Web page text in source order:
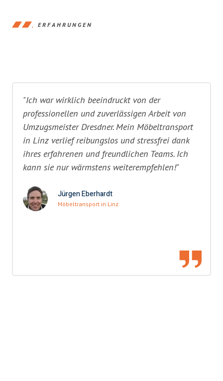
ERFAHRUNGEN
"Ich war wirklich beeindruckt von der
professionellen und zuverlässigen Arbeit von
Umzugsmeister Dresdner. Mein Möbeltransport
in Linz verlief reibungslos und stressfrei dank
ihres erfahrenen und freundlichen Teams. Ich
kann sie nur wärmstens weiterempfehlen!"
Jürgen Eberhardt
Möbeltransport in Linz